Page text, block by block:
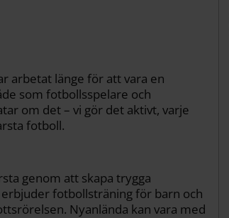
arbetat länge för att vara en
som fotbollsspelare och
om det – vi gör det aktivt, varje
fotboll.
genom att skapa trygga
fotbollsträning för barn och
Nyanlända kan vara med